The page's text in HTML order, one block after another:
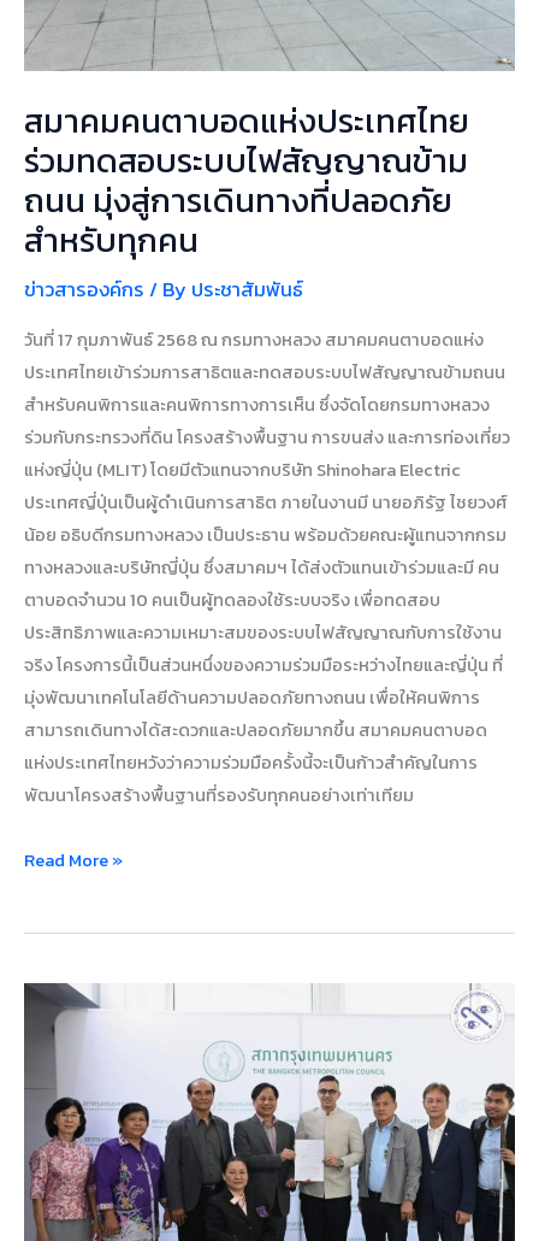
สมาคมคนตาบอดแห่งประเทศไทย
ร่วมทดสอบระบบไฟสัญญาณข้าม
ถนน มุ่งสู่การเดินทางที่ปลอดภัย
สำหรับทุกคน
ข่าวสารองค์กร / By ประชาสัมพันธ์
วันที่ 17 กุมภาพันธ์ 2568 ณ กรมทางหลวง สมาคมคนตาบอดแห่ง
ประเทศไทยเข้าร่วมการสาธิตและทดสอบระบบไฟสัญญาณข้ามถนน
สำหรับคนพิการและคนพิการทางการเห็น ซึ่งจัดโดยกรมทางหลวง
ร่วมกับกระทรวงที่ดิน โครงสร้างพื้นฐาน การขนส่ง และการท่องเที่ยว
แห่งญี่ปุ่น (MLIT) โดยมีตัวแทนจากบริษัท Shinohara Electric
ประเทศญี่ปุ่นเป็นผู้ดำเนินการสาธิต ภายในงานมี นายอภิรัฐ ไชยวงศ์
น้อย อธิบดีกรมทางหลวง เป็นประธาน พร้อมด้วยคณะผู้แทนจากกรม
ทางหลวงและบริษัทญี่ปุ่น ซึ่งสมาคมฯ ได้ส่งตัวแทนเข้าร่วมและมี คน
ตาบอดจำนวน 10 คนเป็นผู้ทดลองใช้ระบบจริง เพื่อทดสอบ
ประสิทธิภาพและความเหมาะสมของระบบไฟสัญญาณกับการใช้งาน
จริง โครงการนี้เป็นส่วนหนึ่งของความร่วมมือระหว่างไทยและญี่ปุ่น ที่
มุ่งพัฒนาเทคโนโลยีด้านความปลอดภัยทางถนน เพื่อให้คนพิการ
สามารถเดินทางได้สะดวกและปลอดภัยมากขึ้น สมาคมคนตาบอด
แห่งประเทศไทยหวังว่าความร่วมมือครั้งนี้จะเป็นก้าวสำคัญในการ
พัฒนาโครงสร้างพื้นฐานที่รองรับทุกคนอย่างเท่าเทียม
สู่
การ
ทาง
ปลอดภัย
สำหรับ
ทุก
คน
Read More »
สมาคม
แห่ง
ประเทศไทย
ร่วม
ผลัก
ดัน